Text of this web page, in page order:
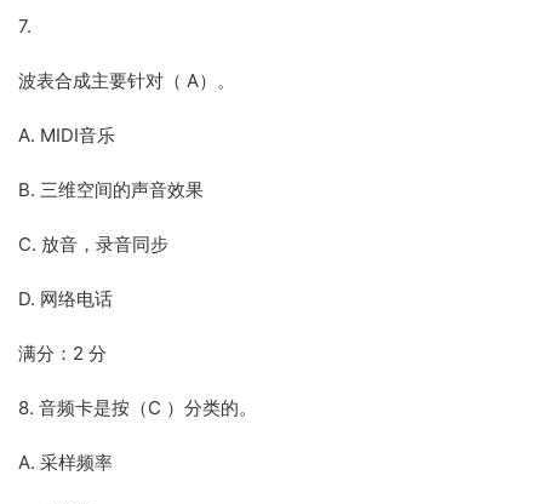
7.
波表合成主要针对（ A）。
A. MIDI音乐
B. 三维空间的声音效果
C. 放音，录音同步
D. 网络电话
满分：2 分
8. 音频卡是按（C ）分类的。
A. 采样频率